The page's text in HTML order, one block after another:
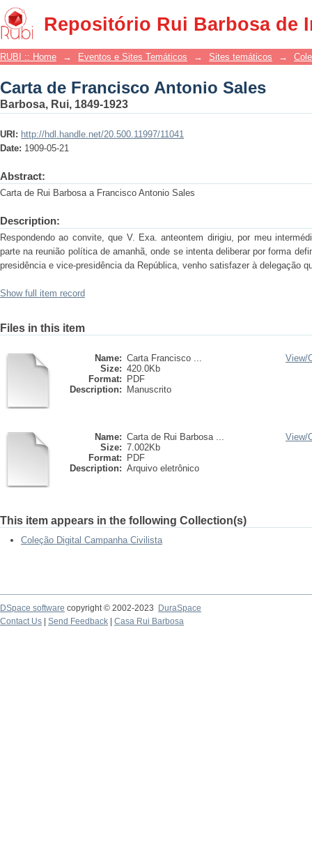
Repositório Rui Barbosa de
Carta de Francisco Antonio Sales
RUBI :: Home → Eventos e Sites Temáticos → Sites temáticos →
Carta de Francisco Antonio Sales
Barbosa, Rui, 1849-1923
URI: http://hdl.handle.net/20.500.11997/11041
Date: 1909-05-21
Abstract:
Carta de Rui Barbosa a Francisco Antonio Sales
Description:
Respondendo ao convite, que V. Exa. anteontem dirigiu, por meu
parte na reunião política de amanhã, onde se intenta deliberar por forma
presidência e vice-presidência da República, venho satisfazer à delegação
Show full item record
Files in this item
Name: Carta Francisco ...
Size: 420.0Kb
Format:
PDF
Description:
Manuscrito
View/
Name: Carta de Rui Barbosa ...
Size: 7.002Kb
Format:
PDF
Description: Arquivo eletrônico
View/
This item appears in the following Collection(s)
Coleção Digital Campanha Civilista
DSpace software copyright © 2002-2023
DuraSpace
Contact Us
Send Feedback Casa Rui Barbosa